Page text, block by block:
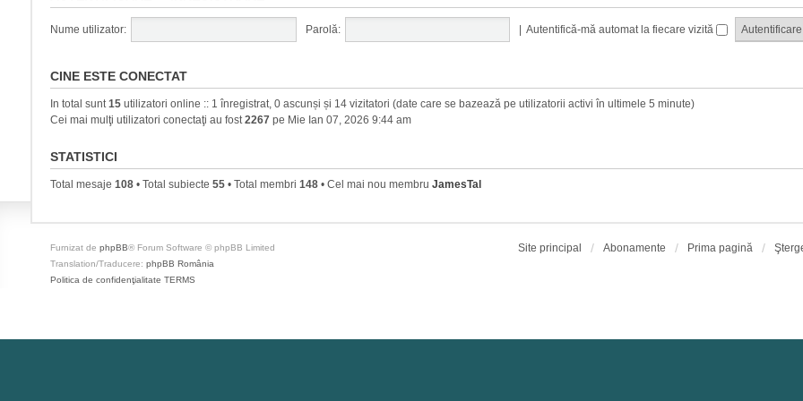
Nume utilizator: Parolă: Autentifică-mă automat la fiecare vizită
CINE ESTE CONECTAT
In total sunt15utilizatori online :: 1 înregistrat, 0 ascunși și 14 vizitatori (date care se bazează pe utilizatorii activi în ultimele 5 minute)
Cei mai mulţi utilizatori conectaţi au fost2267pe Mie Ian 07, 2026 9:44 am
STATISTICI
Total mesaje 108• Total subiecte 55• Total membri 148• Cel mai nou membru JamesTal
Site principal Abonamente Prima pagină
Furnizat de phpBB® Forum Software © phpBB Limited
Translation/Traducere: phpBB România
Politica de confidenţialitate TERMS